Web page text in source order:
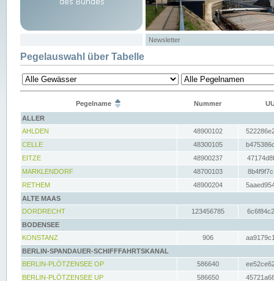
Newsletter
Pegelauswahl über Tabelle
Pegelname Nummer
ALLER
AHLDEN
48900102
CELLE
48300105
EITZE
48900237
MARKLENDORF
48700103
RETHEM
48900204
ALTE MAAS
DORDRECHT
123456785
BODENSEE
KONSTANZ
906
BERLIN-SPANDAUER-SCHIFFFAHRTSKANAL
BERLIN-PLÖTZENSEE OP
586640
BERLIN-PLÖTZENSEE UP
586650